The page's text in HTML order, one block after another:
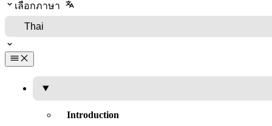
เลือกภาษา
Introduction